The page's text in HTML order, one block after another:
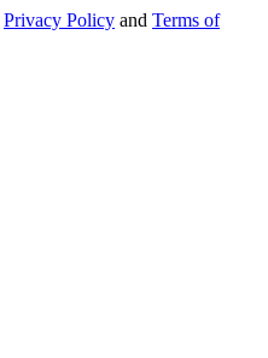
Privacy Policy and Terms of